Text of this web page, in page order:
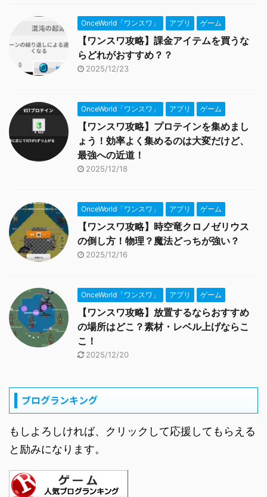
OnceWorld「ワンスワ」 アプリ ゲーム
【ワンスワ攻略】課金アイテムを買うな
らどれがおすすめ？？
2025/12/23
OnceWorld「ワンスワ」 アプリ ゲーム
【ワンスワ攻略】プロテインを集めまし
ょう！効率よく集めるのは大変だけど、
最強への近道！
2025/12/18
OnceWorld「ワンスワ」 アプリ ゲーム
【ワンスワ攻略】時空竜クロノゼリウス
の倒し方！物理？魔法どっちが強い？
2025/12/16
OnceWorld「ワンスワ」 アプリ ゲーム
【ワンスワ攻略】放置するならおすすめ
の場所はどこ？素材・レベル上げならこ
こ！
2025/12/20
ブログランキング
もしよろしければ、クリックして応援してもらえる
と励みになります。